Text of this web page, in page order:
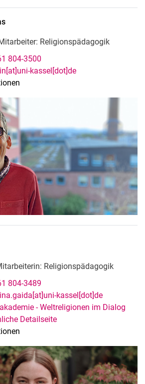
Religionspädagogik
804-3500
kassel[dot]de
Religionspädagogik
804-3489
kassel[dot]de
- Weltreligionen im Dialog
Detailseite